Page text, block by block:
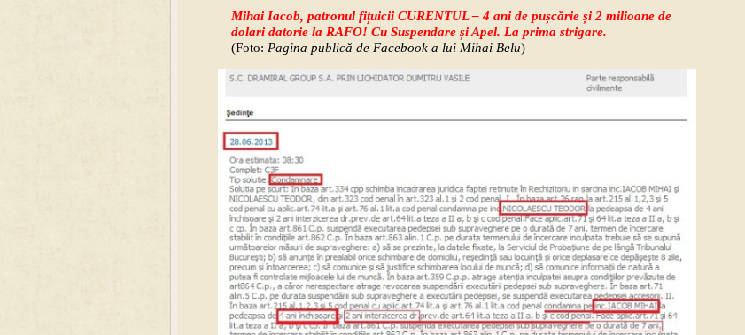
Mihai Iacob, patronul fițuicii CURENTUL – 4 ani de pușcărie și 2 milioane de
dolari datorie la RAFO! Cu Suspendare și Apel. La prima strigare.
(Foto: Pagina publică de Facebook a lui Mihai Belu)